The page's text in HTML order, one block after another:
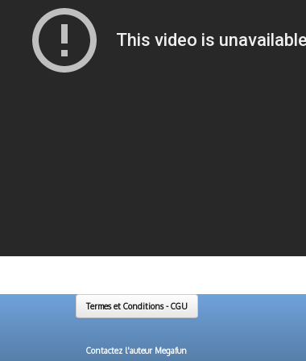
Termes et Conditions - CGU
Contactez l'auteur Megafun